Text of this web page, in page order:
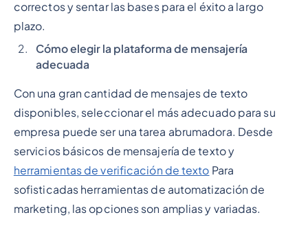
correctos y sentar las bases para el éxito a largo
plazo.
Cómo elegir la plataforma de mensajería
adecuada
Con una gran cantidad de mensajes de texto
disponibles, seleccionar el más adecuado para su
empresa puede ser una tarea abrumadora. Desde
servicios básicos de mensajería de texto y
herramientas de verificación de texto Para
sofisticadas herramientas de automatización de
marketing, las opciones son amplias y variadas.